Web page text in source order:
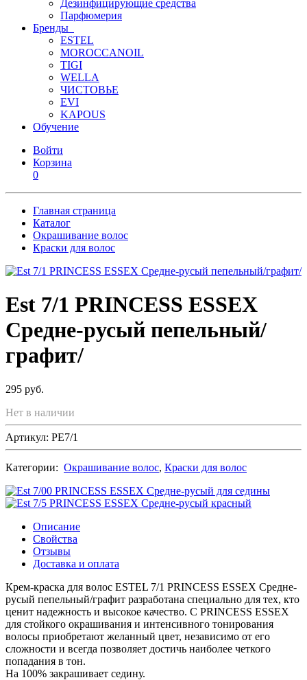
Дезинфицирующие средства
Парфюмерия
Бренды
ESTEL
MOROCCANOIL
TIGI
WELLA
ЧИСТОВЬЕ
EVI
KAPOUS
Обучение
Войти
Корзина
0
Главная страница
Каталог
Окрашивание волос
Краски для волос
Est 7/1 PRINCESS ESSEX
Средне-русый пепельный/
графит/
295 руб.
Нет в наличии
Артикул: PE7/1
Категории: Окрашивание волос, Краски для волос
Описание
Свойства
Отзывы
Доставка и оплата
Крем-краска для волос ESTEL 7/1 PRINCESS ESSEX Средне-
русый пепельный/графит разработана специально для тех, кто
ценит надежность и высокое качество. С PRINCESS ESSEX
для стойкого окрашивания и интенсивного тонирования
волосы приобретают желанный цвет, независимо от его
сложности и всегда позволяет достичь наиболее четкого
попадания в тон.
На 100% закрашивает седину.